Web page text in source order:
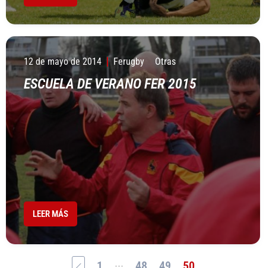
12 de mayo de 2014 Ferugby Otras
ESCUELA DE VERANO FER 2015
LEER MÁS
...